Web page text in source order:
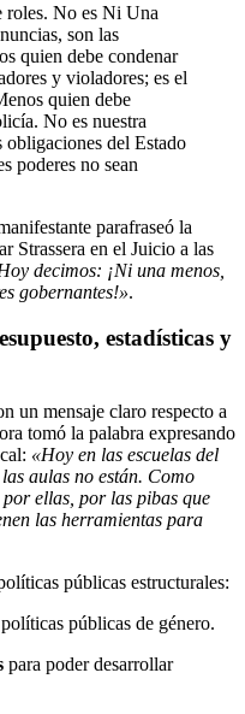
roles. No es Ni Una
son las
quien debe condenar
y violadores; es el
quien debe
No es nuestra
obligaciones del Estado
poderes no sean
parafraseó la
Strassera en el Juicio a las
decimos: ¡Ni una menos,
gobernantes!».
estadísticas y
un mensaje claro respecto a
tomó la palabra expresando
«Hoy en las escuelas del
aulas no están. Como
ellas, por las pibas que
las herramientas para
públicas estructurales:
públicas de género.
para poder desarrollar